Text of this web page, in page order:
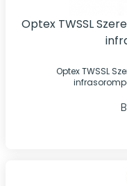
Optex TWSSL
Optex TWSSL